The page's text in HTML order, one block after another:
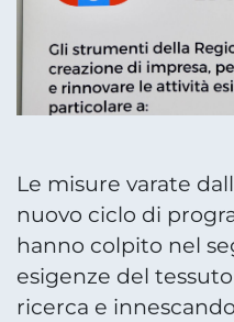
Le misure varate
nuovo ciclo di
hanno colpito nel
esigenze del
ricerca e